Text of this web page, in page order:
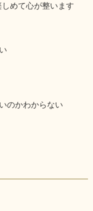
めて心が整います
のかわからない